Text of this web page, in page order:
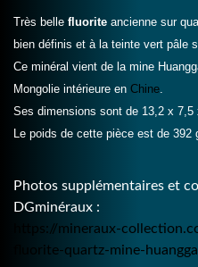
Très belle fluorite ancienne sur
bien définis et à la teinte vert pâle
Ce minéral vient de la mine
Mongolie intérieure en Chine
Ses dimensions sont de 13,2 x 7,5
Le poids de cette pièce est de 392
Photos supplémentaires et
DGminéraux :
https://mineraux-
fluorite-quartz-mine-